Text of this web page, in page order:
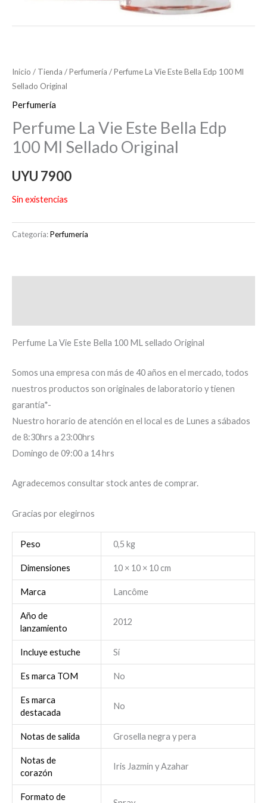
Inicio / Tienda /Perfumería / Perfume La Vie Este Bella Edp 100 Ml
Sellado Original
Perfumería
Perfume La Vie Este Bella Edp
100 Ml Sellado Original
UYU 7900
Sin existencias
Categoría:Perfumería
Perfume La Vie Este Bella 100 ML sellado Original
Somos una empresa con más de 40 años en el mercado, todos
nuestros productos son originales de laboratorio y tienen
garantía*-
Nuestro horario de atención en el local es de Lunes a sábados
de 8:30hrs a 23:00hrs
Domingo de 09:00 a 14 hrs
Agradecemos consultar stock antes de comprar.
Gracias por elegirnos
Peso 0,5 kg
Dimensiones 10 × 10 × 10 cm
Marca Lancôme
Año de
lanzamiento
2012
Incluye estuche Sí
Es marca TOM No
Es marca
destacada
No
Notas de salida Grosella negra y pera
Notas de
corazón
Iris Jazmín y Azahar
Formato de